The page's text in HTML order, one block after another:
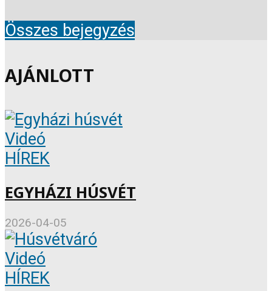
Összes bejegyzés
AJÁNLOTT
Videó
HÍREK
EGYHÁZI HÚSVÉT
2026-04-05
Videó
HÍREK